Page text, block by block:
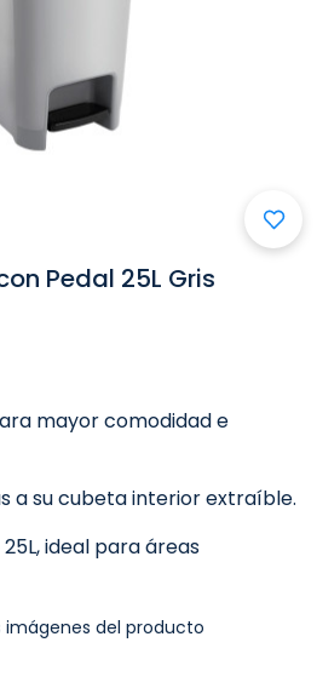
Pedal 25L Gris
mayor comodidad e
a su cubeta interior extraíble.
ideal para áreas
del producto